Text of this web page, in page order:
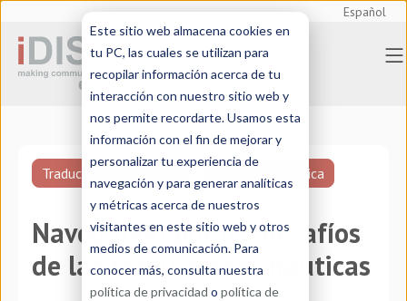
Este sitio web almacena cookies en
tu PC, las cuales se utilizan para
recopilar información acerca de tu
interacción con nuestro sitio web y
nos permite recordarte. Usamos esta
información con el fin de mejorar y
personalizar tu experiencia de
navegación y para generar analíticas
y métricas acerca de nuestros
visitantes en este sitio web y otros
medios de comunicación. Para
conocer más, consulta nuestra
política de privacidad o política de
Español
Traducción profesional Traducción técnica
Navegando por los desafíos
de las traducciones náuticas